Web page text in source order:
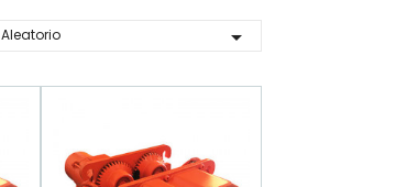
Aleatorio 